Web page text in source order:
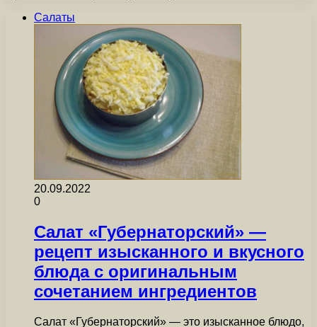
Салаты
20.09.2022
0
Салат «Губернаторский» —
рецепт изысканного и вкусного
блюда с оригинальным
сочетанием ингредиентов
Салат «Губернаторский» — это изысканное блюдо,